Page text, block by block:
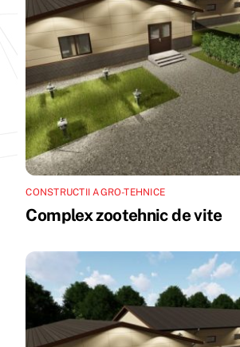
CONSTRUCTII AGRO-TEHNICE
Complex zootehnic de vite